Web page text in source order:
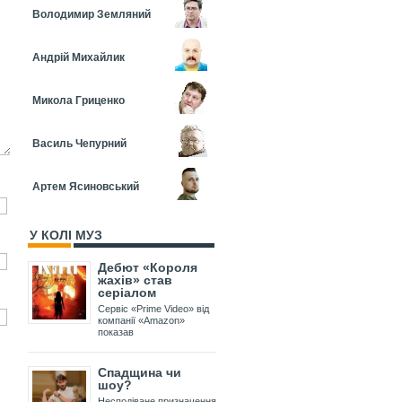
Володимир Земляний
Андрій Михайлик
Микола Гриценко
Василь Чепурний
Артем Ясиновський
У КОЛІ МУЗ
Дебют «Короля
жахів» став
серіалом
Сервіс «Prime Video» від
компанії «Amazon»
показав
Спадщина чи
шоу?